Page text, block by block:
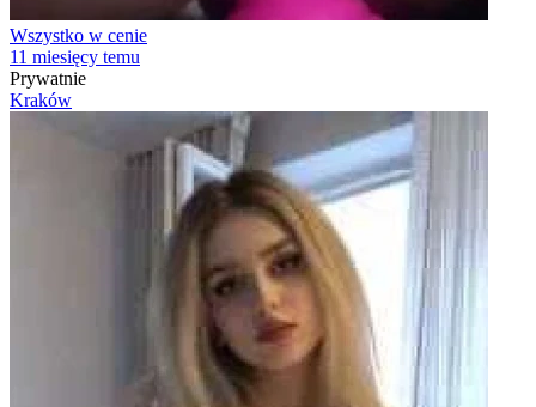
Wszystko w cenie
11 miesięcy temu
Prywatnie
Kraków